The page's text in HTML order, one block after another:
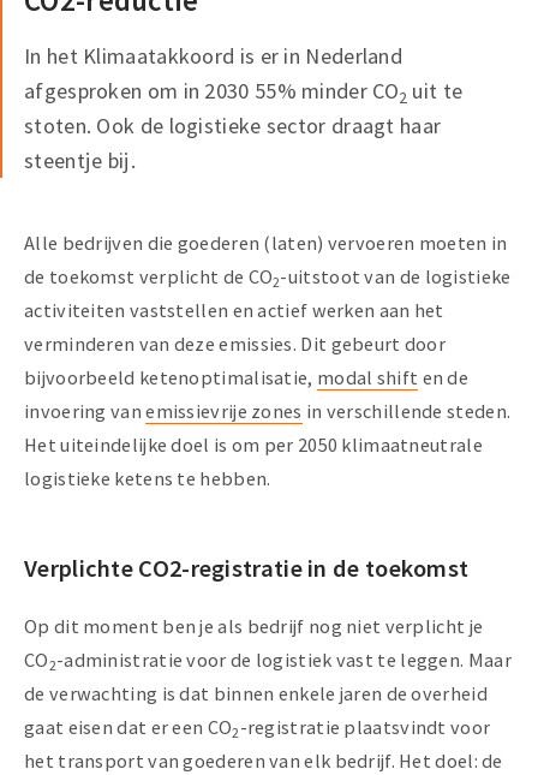
In het Klimaatakkoord is er in Nederland
afgesproken om in 2030 55% minder CO2 uit te
stoten. Ook de logistieke sector draagt haar
steentje bij.
Alle bedrijven die goederen (laten) vervoeren moeten in
de toekomst verplicht de CO2-uitstoot van de logistieke
activiteiten vaststellen en actief werken aan het
verminderen van deze emissies. Dit gebeurt door
bijvoorbeeld ketenoptimalisatie, modal shift en de
invoering vanemissievrije zones in verschillende steden.
Het uiteindelijke doel is om per 2050 klimaatneutrale
logistieke ketens te hebben.
Verplichte CO2-registratie in de toekomst
Op dit moment ben je als bedrijf nog niet verplicht je
CO2-administratie voor de logistiek vast te leggen. Maar
de verwachting is dat binnen enkele jaren de overheid
gaat eisen dat er een CO2-registratie plaatsvindt voor
het transport van goederen van elk bedrijf. Het doel: de